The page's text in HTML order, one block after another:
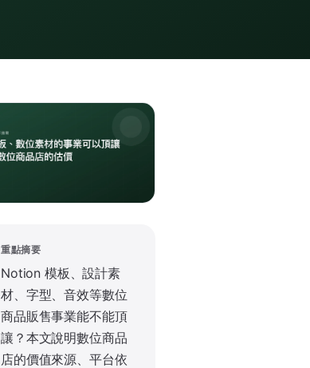
重點摘要
Notion 模板、設計素
材、字型、音效等數位
商品販售事業能不能頂
讓？本文說明數位商品
店的價值來源、平台依